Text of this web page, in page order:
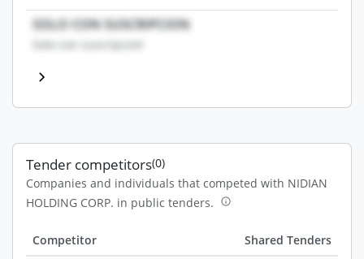
SOLO CON SUSCRIPCION
Solo con suscripcion
Tender competitors(0)
Companies and individuals that competed with NIDIAN
HOLDING CORP. in public tenders.
Competitor Shared Tenders